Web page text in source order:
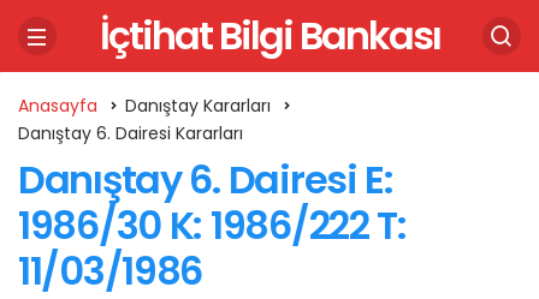
İçtihat Bilgi Bankası
Anasayfa
Danıştay Kararları
Danıştay 6. Dairesi Kararları
Danıştay 6. Dairesi E:
1986/30 K: 1986/222 T:
11/03/1986